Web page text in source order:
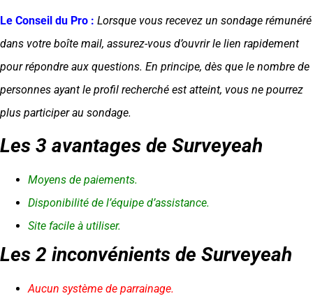
Le Conseil du Pro : Lorsque vous recevez un sondage rémunéré
dans votre boîte mail, assurez-vous d’ouvrir le lien rapidement
pour répondre aux questions. En principe, dès que le nombre de
personnes ayant le profil recherché est atteint, vous ne pourrez
plus participer au sondage.
Les 3 avantages de Surveyeah
Moyens de paiements.
Disponibilité de l’équipe d’assistance.
Site facile à utiliser.
Les 2 inconvénients de Surveyeah
Aucun système de parrainage.